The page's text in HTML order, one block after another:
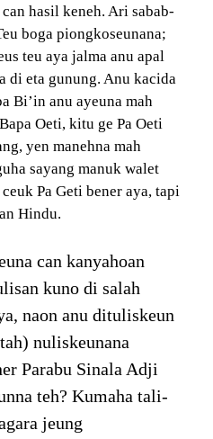
hasil keneh. Ari sabab-
boga piongkoseunana;
teu aya jalma anu apal
di eta gunung. Anu kacida
Bi’in anu ayeuna mah
Oeti, kitu ge Pa Oeti
yen manehna mah
sayang manuk walet
Pa Geti bener aya, tapi
Hindu.
can kanyahoan
kuno di salah
naon anu dituliskeun
nuliskeunana
Parabu Sinala Adji
teh? Kumaha tali-
jeung